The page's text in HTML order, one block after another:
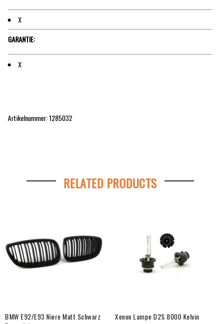
X
GARANTIE:
X
Artikelnummer: 1285032
RELATED PRODUCTS
BMW E92/E93 Niere Matt Schwarz
Xenon Lampe D2S 8000 Kelvin